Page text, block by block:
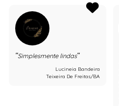
Simplesmente lindas
Lucineia Bandeira
Teixeira De Freitas/BA